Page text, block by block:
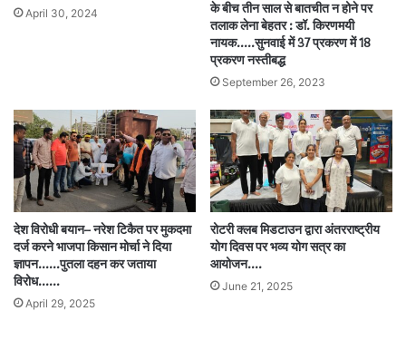
April 30, 2024
के बीच तीन साल से बातचीत न होने पर
तलाक लेना बेहतर : डॉ. किरणमयी
नायक…..सुनवाई में 37 प्रकरण में 18
प्रकरण नस्तीबद्ध
September 26, 2023
देश विरोधी बयान– नरेश टिकैत पर मुकदमा
दर्ज करने भाजपा किसान मोर्चा ने दिया
ज्ञापन……पुतला दहन कर जताया
विरोध……
April 29, 2025
रोटरी क्लब मिडटाउन द्वारा अंतरराष्ट्रीय
योग दिवस पर भव्य योग सत्र का
आयोजन….
June 21, 2025